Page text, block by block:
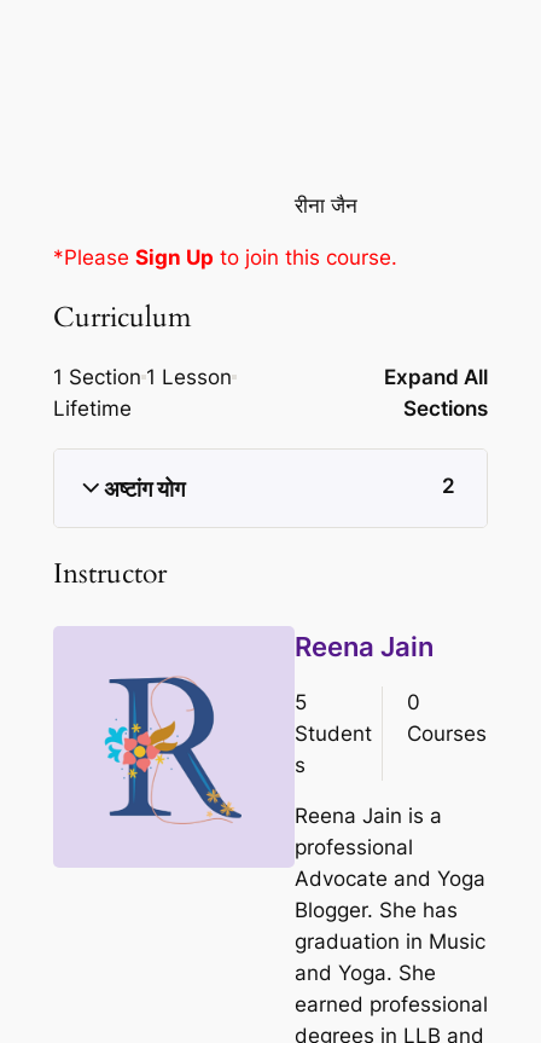
रीना जैन
*Please Sign Up to join this course.
Curriculum
1 Section 1 Lesson
Lifetime
Expand All
Sections
अष्टांग योग 2
Instructor
Reena Jain
5
Student
s
0
Courses
Reena Jain is a
professional
Advocate and Yoga
Blogger. She has
graduation in Music
and Yoga. She
earned professional
degrees in LLB and